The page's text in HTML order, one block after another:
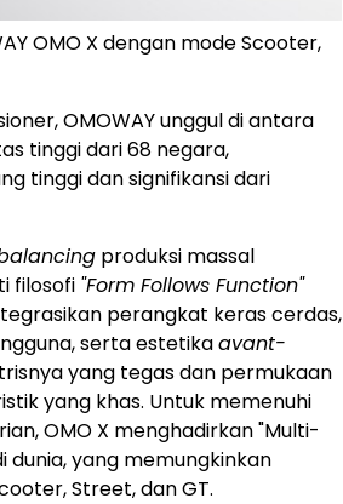
OMO X dengan mode Scooter,
OMOWAY unggul di antara
tinggi dari 68 negara,
tinggi dan signifikansi dari
produksi massal
filosofi "Form Follows Function"
perangkat keras cerdas,
serta estetikaavant-
yang tegas dan permukaan
yang khas. Untuk memenuhi
OMO X menghadirkan "Multi-
yang memungkinkan
Street, dan GT.